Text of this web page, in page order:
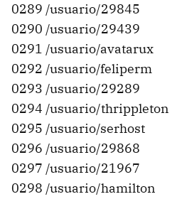
0289 /usuario/29845
0290 /usuario/29439
0291 /usuario/avatarux
0292 /usuario/feliperm
0293 /usuario/29289
0294 /usuario/thrippleton
0295 /usuario/serhost
0296 /usuario/29868
0297 /usuario/21967
0298 /usuario/hamilton